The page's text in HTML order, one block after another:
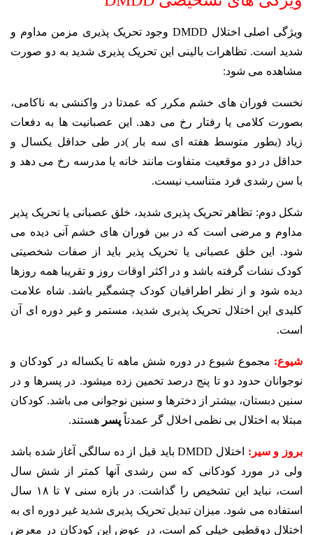
ویژگی اصلی اختلال DMDD وجود تحریک پذیری مزمن مداوم و
شدید است. تظاهرات بالینی این تحریک پذیری شدید به دو صورت
مشاهده می شود:
نخست فوران های خشم مکرر که عمدتا در واکنشی به ناکامی،
بصورت کلامی یا رفتار رخ می دهد. این عصبانیت ها به دفعات
زیاد (بطور متوسط هفته ای سه بار )در طی حداقل یکسال و
حداقل در دو موقعیت متفاوت مانند خانه یا مدرسه رخ می دهد و
با سن رشدی فرد متناسب نیست.
شکل دوم: تظاهر تحریک پذیری شدید، خلق عصبانی یا تحریک پذیر
مداوم و مرضی است که در بین فوران های خشم آنی دیده می
شود. این خلق عصبانی یا تحریک پذیر باید از صفات شخصیتی
کودک نشات گرفته باشد و در اکثر اوقات روز و تقریبا همه روزها
دیده شود و از نظر اطرافیان کودک چشمگیر باشد. شاه علامت
کلیدی این اختلال تحریک پذیری شدید، مستمر و غیر دوره ای آن
است.
شیوع: مجموع شیوع در دوره شش ماهه تا یکساله در کودکان و
نوجوانان حدود دو تا پنج درصد تخمین زده میشود. در پسرها و در
سنین دبستان، بیشتر از دخترها و سنین نوجوانی می باشد. کودکان
مبتلا به اختلال بی­ نظمی اخلال گر عمدتاً پسر هستند.
بروز و سیر:
اختلال DMDD باید قبل از ده سالگی آغاز شده باشد
ولی در مورد کودکانی که سن رشدی آنها کمتر از شش سال
است، نباید این تشخیص را گذاشت. در بازه سنی ۷ تا ۱۸ سال
استفاده می شود. میزان تبدیل تحریک پذیری شدید غیر دوره ای به
اختلال دوقطبی خیلی کم است، در عوض این کودکان در معرض